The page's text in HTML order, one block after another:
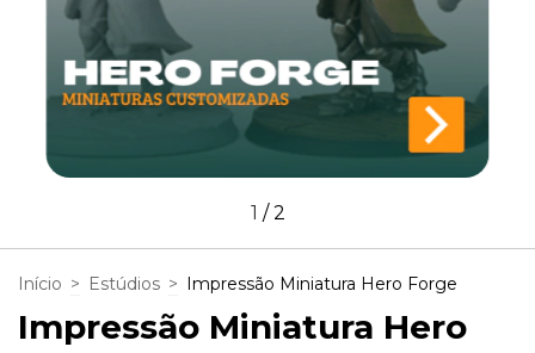
1 /2
Início > Estúdios > Impressão Miniatura Hero Forge
Impressão Miniatura Hero